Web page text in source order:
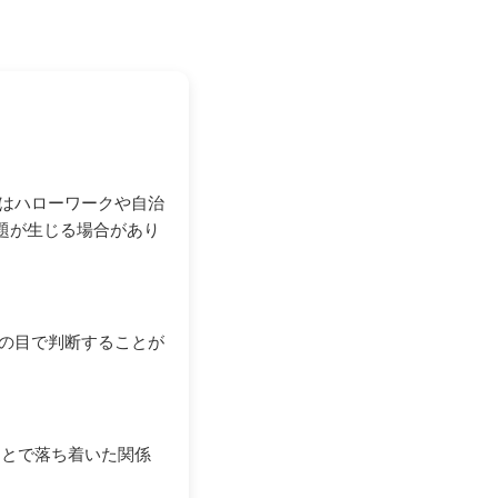
ハローワークや自治
が生じる場合があり
目で判断することが
で落ち着いた関係